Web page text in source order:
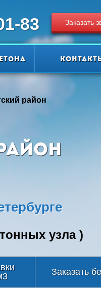
83 Заказать
район
узла )
Заказать